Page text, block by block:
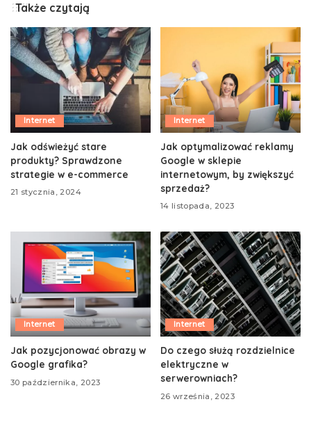
Także czytają
Internet
Jak odświeżyć stare
produkty? Sprawdzone
strategie w e-commerce
21 stycznia, 2024
Internet
Jak optymalizować reklamy
Google w sklepie
internetowym, by zwiększyć
sprzedaż?
14 listopada, 2023
Internet
Jak pozycjonować obrazy w
Google grafika?
30 października, 2023
Internet
Do czego służą rozdzielnice
elektryczne w
serwerowniach?
26 września, 2023